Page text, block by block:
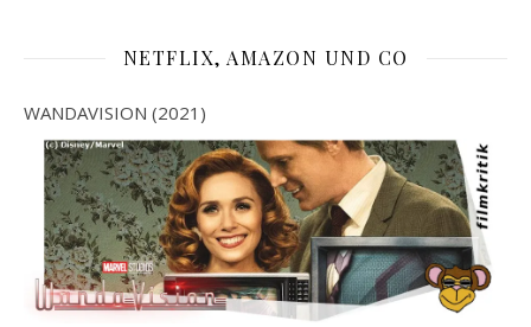
NETFLIX, AMAZON UND CO
WANDAVISION (2021)